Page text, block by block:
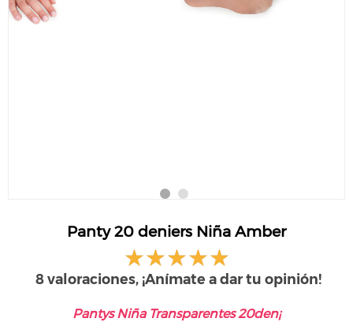
Panty 20 deniers Niña Amber
8 valoraciones, ¡Anímate a dar tu opinión!
Pantys Niña Transparentes 20den¡